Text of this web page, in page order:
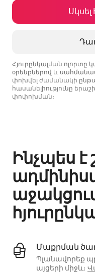
Սկսել
Հյուրընկալման ոլորտը
օրենքներով և
փոխվել ժամանակի
հասանելիությունը
փոփոխման։
Ինչպես է
Մաքրման
Պլանավորեք
այցերի միջև։